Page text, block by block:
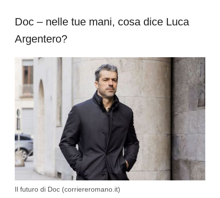
Doc – nelle tue mani, cosa dice Luca
Argentero?
Il futuro di Doc (corriereromano.it)